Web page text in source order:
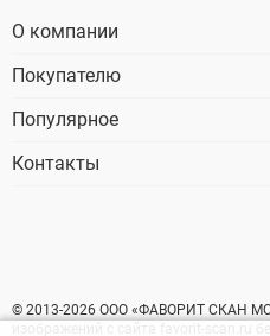
О компании
Покупателю
Популярное
Контакты
© 2013-2026 ООО «ФАВОРИТ СКАН